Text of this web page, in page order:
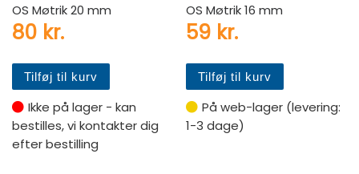
OS Møtrik 20 mm
80 kr.
Tilføj til kurv
Ikke på lager - kan
bestilles, vi kontakter dig
efter bestilling
OS Møtrik 16 mm
59 kr.
Tilføj til kurv
På web-lager (levering:
1-3 dage)